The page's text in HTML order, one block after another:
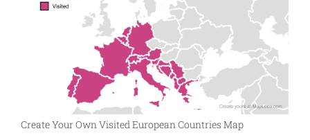
Create Your Own Visited European Countries Map